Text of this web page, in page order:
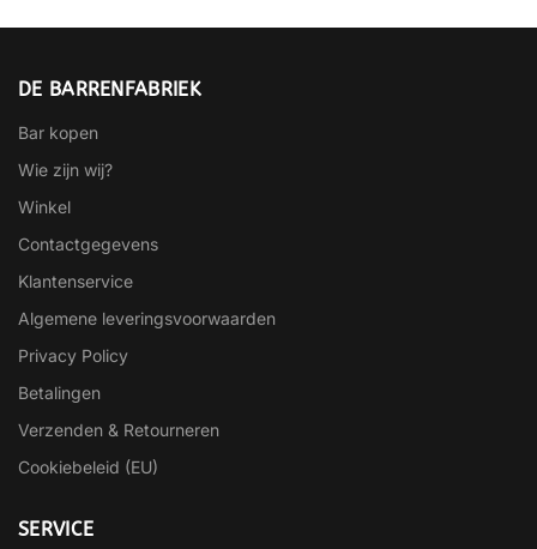
DE BARRENFABRIEK
Bar kopen
Wie zijn wij?
Winkel
Contactgegevens
Klantenservice
Algemene leveringsvoorwaarden
Privacy Policy
Betalingen
Verzenden & Retourneren
Cookiebeleid (EU)
SERVICE